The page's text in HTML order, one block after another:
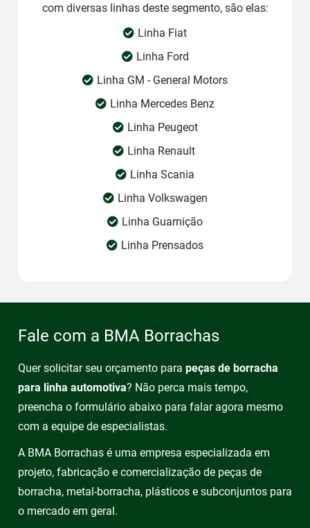
com diversas linhas deste segmento, são elas:
Linha Fiat
Linha Ford
Linha GM - General Motors
Linha Mercedes Benz
Linha Peugeot
Linha Renault
Linha Scania
Linha Volkswagen
Linha Guarnição
Linha Prensados
Fale com a BMA Borrachas
Quer solicitar seu orçamento para peças de borracha
para linha automotiva? Não perca mais tempo,
preencha o formulário abaixo para falar agora mesmo
com a equipe de especialistas.
A BMA Borrachas é uma empresa especializada em
projeto, fabricação e comercialização de peças de
borracha, metal-borracha, plásticos e subconjuntos para
o mercado em geral.